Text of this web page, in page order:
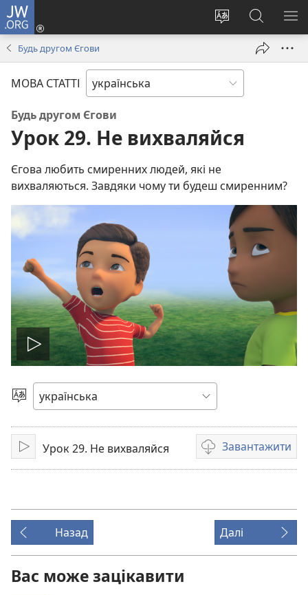
JW.ORG
Змінити
Увійти
(відкривається
вікні)
Пошук
на
сайті
Будь другом Єгови
МОВА СТАТТІ
Будь другом Єгови
Урок 29. Не вихваляйся
Єгова любить смиренних людей, які не
вихваляються. Завдяки чому ти будеш смиренним?
Відтворити
відео
Вибрати
мову
Відтворити
Урок 29. Не вихваляйся Завантажити
Параметри
завантаження
Назад Далі
Вас може зацікавити